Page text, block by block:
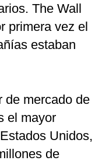
The Wall
primera vez el
estaban
de mercado de
el mayor
Unidos,
de